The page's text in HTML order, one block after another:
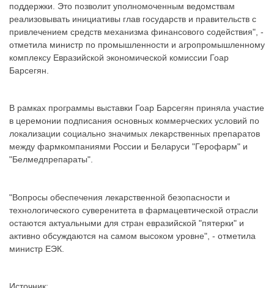
поддержки. Это позволит уполномоченным ведомствам
реализовывать инициативы глав государств и правительств с
привлечением средств механизма финансового содействия", -
отметила министр по промышленности и агропромышленному
комплексу Евразийской экономической комиссии Гоар
Барсегян.
В рамках программы выставки Гоар Барсегян приняла участие
в церемонии подписания основных коммерческих условий по
локализации социально значимых лекарственных препаратов
между фармкомпаниями России и Беларуси "Герофарм" и
"Белмедпрепараты".
"Вопросы обеспечения лекарственной безопасности и
технологического суверенитета в фармацевтической отрасли
остаются актуальными для стран евразийской "пятерки" и
активно обсуждаются на самом высоком уровне", - отметила
министр ЕЭК.